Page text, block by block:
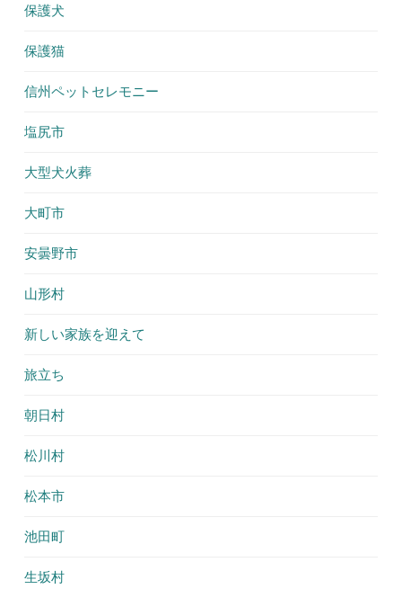
保護犬
保護猫
信州ペットセレモニー
塩尻市
大型犬火葬
大町市
安曇野市
山形村
新しい家族を迎えて
旅立ち
朝日村
松川村
松本市
池田町
生坂村